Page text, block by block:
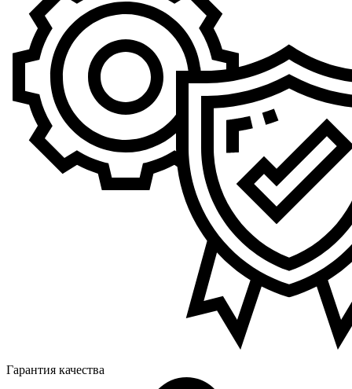
Гарантия качества